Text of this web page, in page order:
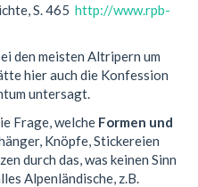
S. 465 http://www.rpb-
den meisten Altripern um
hier auch die Konfession
untersagt.
Frage, welche Formen und
Knöpfe, Stickereien
durch das, was keinen Sinn
Alpenländische, z.B.